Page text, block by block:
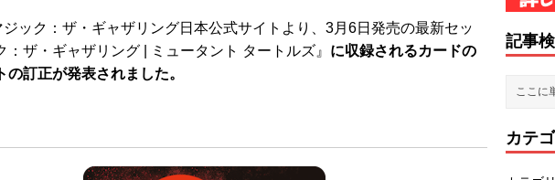
e
n
c
e
o
ック：ザ・ギャザリング日本公式サイトより、3月6日発売の最新セッ
：ザ・ギャザリング | ミュータント タートルズ』 に収録されるカードの
の訂正が発表されました。
記事
カテ